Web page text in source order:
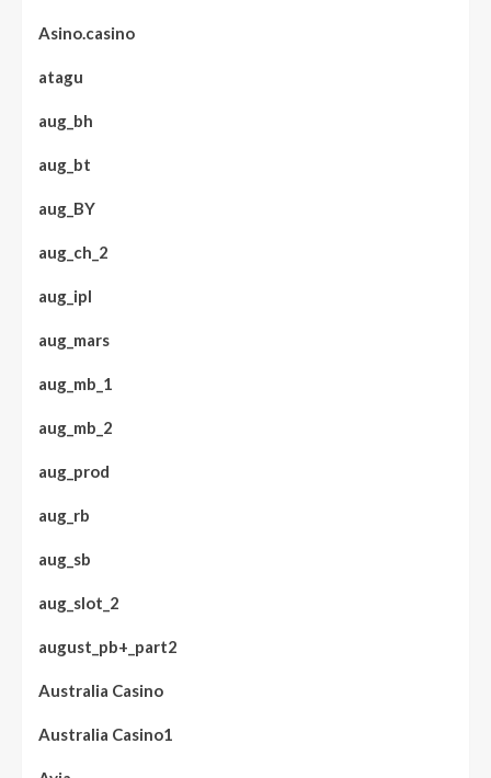
Asino.casino
atagu
aug_bh
aug_bt
aug_BY
aug_ch_2
aug_ipl
aug_mars
aug_mb_1
aug_mb_2
aug_prod
aug_rb
aug_sb
aug_slot_2
august_pb+_part2
Australia Casino
Australia Casino1